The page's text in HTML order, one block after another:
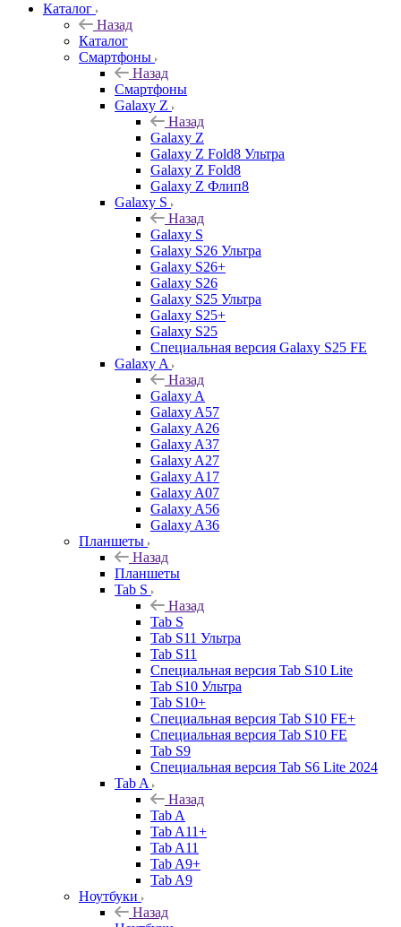
Каталог
Назад
Каталог
Смартфоны
Назад
Смартфоны
Galaxy Z
Назад
Galaxy Z
Galaxy Z Fold8 Ультра
Galaxy Z Fold8
Galaxy Z Флип8
Galaxy S
Назад
Galaxy S
Galaxy S26 Ультра
Galaxy S26+
Galaxy S26
Galaxy S25 Ультра
Galaxy S25+
Galaxy S25
Специальная версия Galaxy S25 FE
Galaxy A
Назад
Galaxy A
Galaxy A57
Galaxy A26
Galaxy A37
Galaxy A27
Galaxy A17
Galaxy A07
Galaxy A56
Galaxy A36
Планшеты
Назад
Планшеты
Tab S
Назад
Tab S
Tab S11 Ультра
Tab S11
Специальная версия Tab S10 Lite
Tab S10 Ультра
Tab S10+
Специальная версия Tab S10 FE+
Специальная версия Tab S10 FE
Tab S9
Специальная версия Tab S6 Lite 2024
Tab A
Назад
Tab A
Tab A11+
Tab A11
Tab A9+
Tab A9
Ноутбуки
Назад